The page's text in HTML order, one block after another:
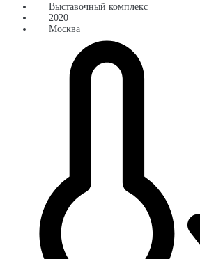
Выставочный комплекс
2020
Москва